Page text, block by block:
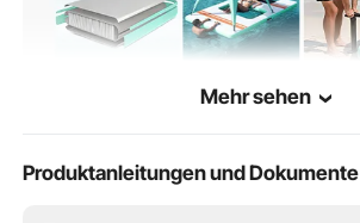
Mehr sehen
Produktanleitungen und Dokumente